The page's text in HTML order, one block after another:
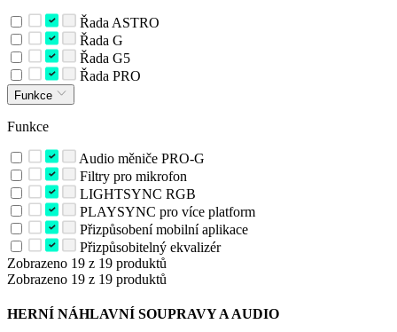
Řada ASTRO
Řada G
Řada G5
Řada PRO
Funkce
Funkce
Audio měniče PRO-G
Filtry pro mikrofon
LIGHTSYNC RGB
PLAYSYNC pro více platform
Přizpůsobení mobilní aplikace
Přizpůsobitelný ekvalizér
Zobrazeno 19 z 19 produktů
Zobrazeno 19 z 19 produktů
HERNÍ NÁHLAVNÍ SOUPRAVY A AUDIO